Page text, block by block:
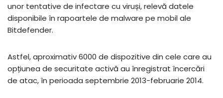
unor tentative de infectare cu viruși, relevă datele
disponibile în rapoartele de malware pe mobil ale
Bitdefender.
Astfel, aproximativ 6000 de dispozitive din cele care au
opțiunea de securitate activă au înregistrat încercări
de atac, în perioada septembrie 2013-februarie 2014.